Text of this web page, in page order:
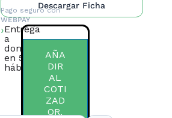
Descargar Ficha
Pago seguro con
WEBPAY
Entrega
a
domicilio
en 5 días
hábiles.
AÑA
DIR
AL
COTI
ZAD
OR.